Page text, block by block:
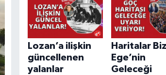
Lozan’a ilişkin
güncellenen
yalanlar
Haritalar
Ege’nin
Geleceği